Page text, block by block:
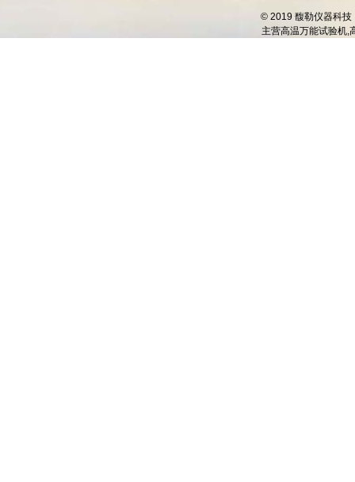
© 2019 馥勒仪器科技
主营高温万能试验机,